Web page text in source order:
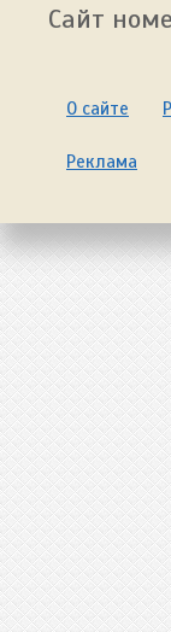
Сайт
О сайте
Реклама